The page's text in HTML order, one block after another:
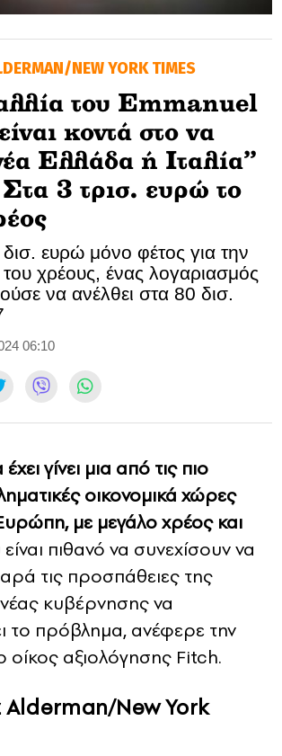
NEW YORK TIMES
του Emmanuel
κοντά στο να
Ελλάδα ή Ιταλία”
3 τρισ. ευρώ το
ευρώ μόνο φέτος για την
χρέους, ένας λογαριασμός
να ανέλθει στα 80 δισ.
06:10
έχει γίνει μια από τις πιο
οικονομικά χώρες
με μεγάλο χρέος και
πιθανό να συνεχίσουν να
τις προσπάθειες της
κυβέρνησης να
το πρόβλημα, ανέφερε την
αξιολόγησης Fitch.
Alderman/New York